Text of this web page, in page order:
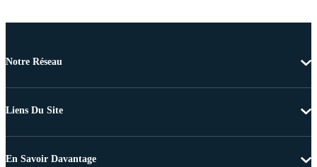
Notre Réseau
Liens Du Site
En Savoir Davantage